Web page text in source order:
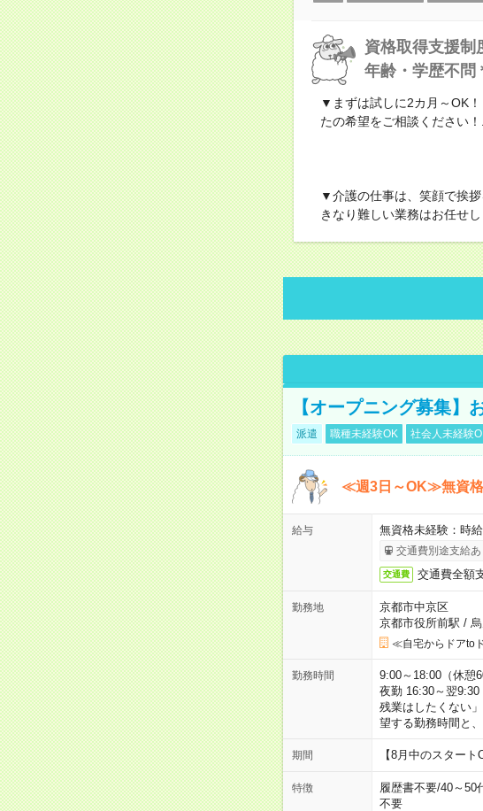
資格取得支援制
年齢・学歴不問
▼まずは試しに2カ月～OK
たの希望をご相談ください
▼介護の仕事は、笑顔で挨
きなり難しい業務はお任せ
【オープニング募集】
派遣 職種未経験OK 社会人未経験
≪週3日～OK≫無資格
給与 無資格未経験：時
交通費別途支給あ
交通費 交通費全額
勤務地
京都市中京区
京都市役所前駅 /
≪自宅からドアto
勤務時間
9:00～18:00（休憩
夜勤 16:30～翌
残業はしたくない
望する勤務時間と
期間 【8月中のスター
特徴 履歴書不要/40～50
不要